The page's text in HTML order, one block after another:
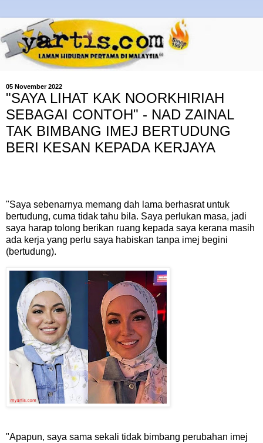
05 November 2022
"SAYA LIHAT KAK NOORKHIRIAH
SEBAGAI CONTOH" - NAD ZAINAL
TAK BIMBANG IMEJ BERTUDUNG
BERI KESAN KEPADA KERJAYA
"Saya sebenarnya memang dah lama berhasrat untuk
bertudung, cuma tidak tahu bila. Saya perlukan masa, jadi
saya harap tolong berikan ruang kepada saya kerana masih
ada kerja yang perlu saya habiskan tanpa imej begini
(bertudung).
"Apapun, saya sama sekali tidak bimbang perubahan imej